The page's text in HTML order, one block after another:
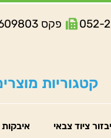
פקס 03-5609803
קטגוריות
ציוד צבאי איבקות